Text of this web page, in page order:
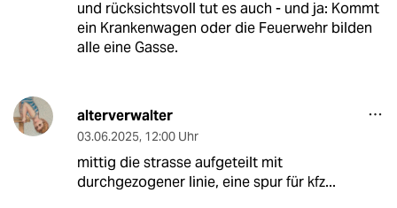
und rücksichtsvoll tut es auch - und ja: Kommt
ein Krankenwagen oder die Feuerwehr bilden
alle eine Gasse.
alterverwalter
03.06.2025, 12:00 Uhr
mittig die strasse aufgeteilt mit
durchgezogener linie, eine spur für kfz...